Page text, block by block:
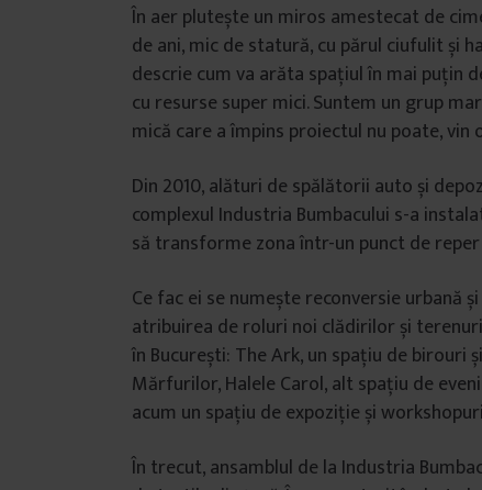
În aer plutește un miros amestecat de
de ani, mic de statură, cu părul ciufulit și
descrie cum va arăta spațiul în mai puțin
cu resurse super mici. Suntem un grup
mică care a împins proiectul nu poate, vin
Din 2010, alături de spălătorii auto și
complexul Industria Bumbacului s-a
să transforme zona într-un punct de
Ce fac ei se numește reconversie urbană
atribuirea de roluri noi clădirilor și
în București: The Ark, un spațiu de birouri
Mărfurilor, Halele Carol, alt spațiu de
acum un spațiu de expoziție și
În trecut, ansamblul de la Industria